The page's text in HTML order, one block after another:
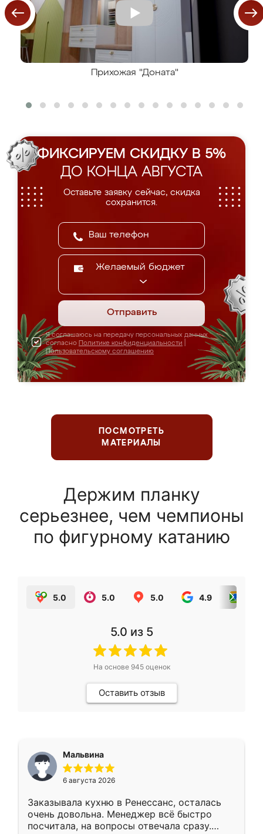
Прихожая "Доната"
ФИКСИРУЕМ СКИДКУ В 5%
ДО КОНЦА АВГУСТА
Оставьте заявку сейчас, скидка
сохранится.
Желаемый бюджет
Отправить
Я соглашаюсь на передачу персональных данных
согласно Политике конфиденциальности
Пользовательскому соглашению
ПОСМОТРЕТЬ
МАТЕРИАЛЫ
Держим планку
серьезнее, чем чемпионы
по фигурному катанию
5.0 5.0 5.0 4.9
5.0 из 5
На основе 945оценок
Оставить отзыв
Мальвина
6 августа 2026
Заказывала кухню в Ренессанс, осталась
очень довольна. Менеджер всё быстро
посчитала, на вопросы отвечала сразу.